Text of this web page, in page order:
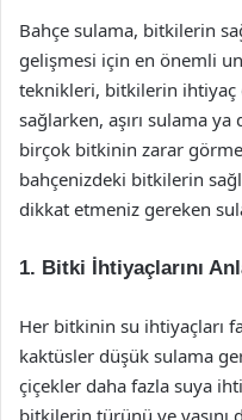
Bahçe sulama, bitkilerin
gelişmesi için en önemli
teknikleri, bitkilerin ihtiyaç
sağlarken, aşırı sulama
birçok bitkinin zarar
bahçenizdeki bitkilerin
dikkat etmeniz gereken
1. Bitki İhtiyaçlarını
Her bitkinin su ihtiyaçları
kaktüsler düşük sulama
çiçekler daha fazla suya
bitkilerin türünü ve yaşını